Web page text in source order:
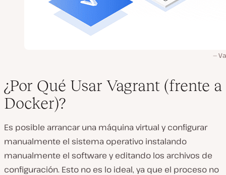
¿Por Qué Usar Vagrant (frente a
Docker)?
Es posible arrancar una máquina virtual y configurar
manualmente el sistema operativo instalando
manualmente el software y editando los archivos de
configuración. Esto no es lo ideal, ya que el proceso no